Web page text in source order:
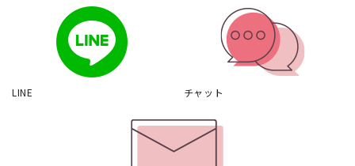
LINE チャット